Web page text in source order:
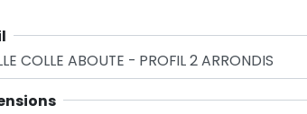
ㅤㅤㅤㅤㅤㅤㅤㅤ